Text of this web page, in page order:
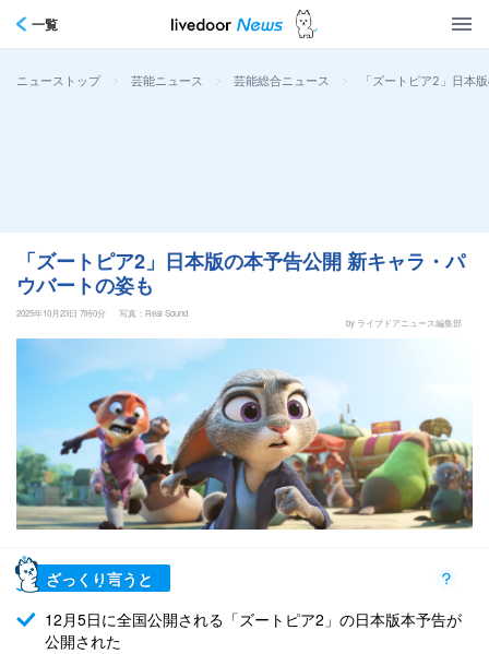
一覧
ニューストップ > 芸能ニュース > 芸能総合ニュース > 「ズートピア2」日本
「ズートピア2」日本版の本予告公開 新キャラ・パ
ウバートの姿も
2025年10月23日 7時0分
写真：Real Sound
by ライブドアニュース編集部
ざっくり言うと
12月5日に全国公開される「ズートピア2」の日本版本予告が
公開された